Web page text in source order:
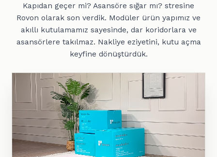
Kapıdan geçer mi? Asansöre sığar mı? stresine
Rovon olarak son verdik. Modüler ürün yapımız ve
akıllı kutulamamız sayesinde, dar koridorlara ve
asansörlere takılmaz. Nakliye eziyetini, kutu açma
keyfine dönüştürdük.